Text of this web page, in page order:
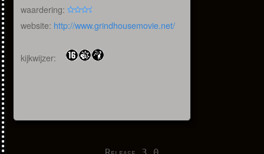
waardering:
website: http://www.grindhousemovie.net/
kijkwijzer: